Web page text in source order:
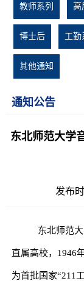
教师系列 高
博士后 工勤
其他通知
通知公告
东北师范大学
发布
东北师范
直属高校， 1946
为首批国家“211